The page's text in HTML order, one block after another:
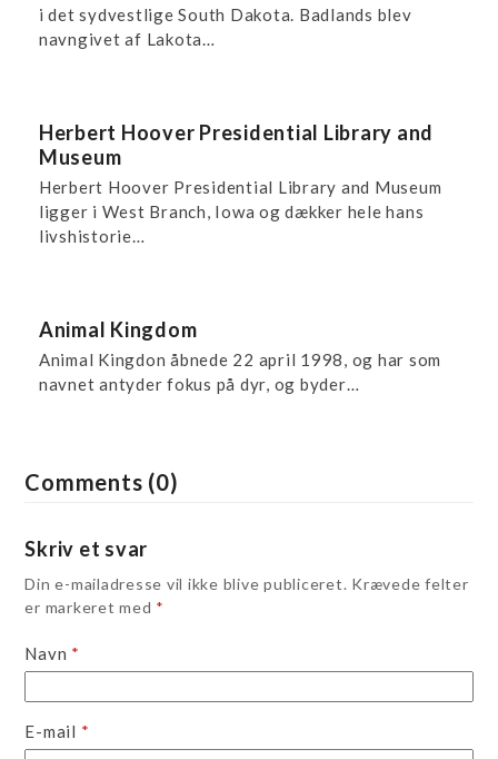
i det sydvestlige South Dakota. Badlands blev
navngivet af Lakota…
Herbert Hoover Presidential Library and
Museum
Herbert Hoover Presidential Library and Museum
ligger i West Branch, Iowa og dækker hele hans
livshistorie…
Animal Kingdom
Animal Kingdon åbnede 22 april 1998, og har som
navnet antyder fokus på dyr, og byder…
Comments (0)
Skriv et svar
Din e-mailadresse vil ikke blive publiceret. Krævede felter
er markeret med *
Navn *
E-mail *